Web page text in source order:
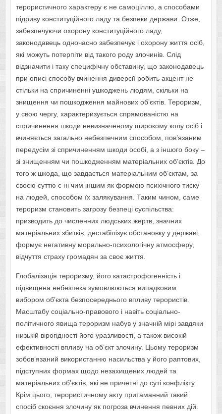
терористичного характеру є не самоціллю, а способами
підриву конституційного ладу та безпеки держави. Отже,
забезпечуючи охорону конституційного ладу,
законодавець одночасно забезпечує і охорону життя осіб,
які можуть потерпіти від такого роду злочинів. Слід
відзначити і таку специфічну обставину, що законодавець
при описі способу вчинення диверсії робить акцент не
стільки на спричиненні ушкоджень людям, скільки на
знищення чи пошкодження майнових об’єктів. Тероризм,
у свою чергу, характеризується спрямованістю на
спричинення шкоди невизначеному широкому колу осіб і
вчиняється загально небезпечним способом, пов’язаним
передусім зі спричиненням шкоди особі, а з іншого боку –
зі знищенням чи пошкодженням матеріальних об’єктів. До
того ж шкода, що завдається матеріальним об’єктам, за
своєю суттю є ні чим іншим як формою психічного тиску
на людей, способом їх залякування. Таким чином, саме
тероризм становить загрозу безпеці суспільства:
призводить до численних людських жертв, значних
матеріальних збитків, дестабілізує обстановку у державі,
формує негативну морально-психологічну атмосферу,
відчуття страху громадян за своє життя.
Глобалізація тероризму, його катастрофогенність і
підвищена небезпека зумовлюються випадковим
вибором об’єкта безпосереднього впливу терористів.
Масштабу соціально-правового і навіть соціально-
політичного явища тероризм набув у значній мірі завдяки
низькій вірогідності його уразливості, а також високій
ефективності впливу на об’єкт злочину. Цьому тероризм
зобов’язаний використанню насильства у його раптових,
підступних формах щодо незахищених людей та
матеріальних об’єктів, які не причетні до суті конфлікту.
Крім цього, терористичному акту притаманний такий
спосіб скоєння злочину як погроза вчинення певних дій.